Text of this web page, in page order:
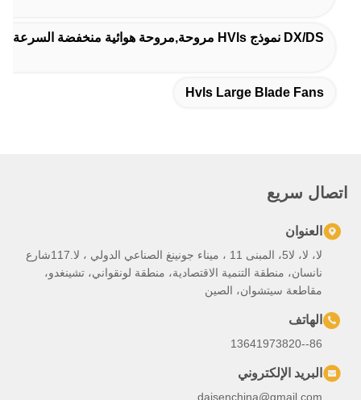
لا، لا، لا5، المبنى 11 ، ميناء جونينغ الصناعي الدولي ، لا.117شارع
تشينغدو،